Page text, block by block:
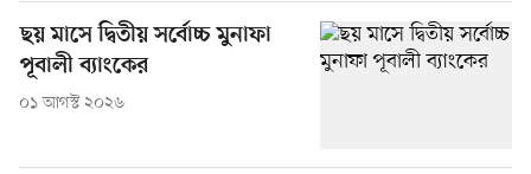
ছয় মাসে দ্বিতীয় সর্বোচ্চ মুনাফা
পূবালী ব্যাংকের
০১ আগস্ট ২০২৬